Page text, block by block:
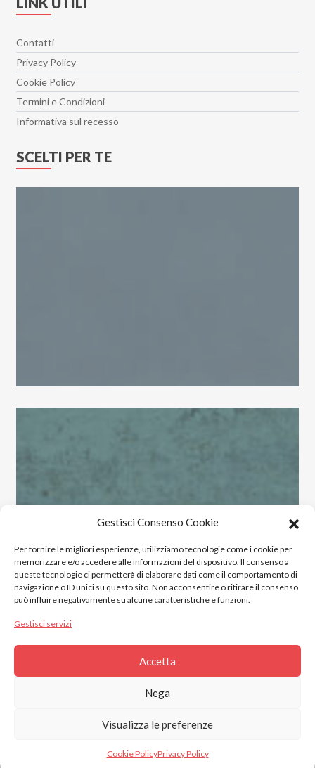
Gestisci Consenso Cookie
Per fornire le migliori esperienze, utilizziamo tecnologie come i cookie per
memorizzare e/o accedere alle informazioni del dispositivo. Il consenso a
queste tecnologie ci permetterà di elaborare dati come il comportamento di
navigazione o ID unici su questo sito. Non acconsentire o ritirare il consenso
può influire negativamente su alcune caratteristiche e funzioni.
Gestisci servizi
Accetta
Nega
Visualizza le preferenze
Cookie PolicyPrivacy Policy
Contatti
Privacy Policy
Cookie Policy
Termini e Condizioni
Informativa sul recesso
SCELTI PER TE
2023 © Gres Italia Online. All Rights Reserved.
Piazza S. Marinai n°4, Santa Maria a Monte, 56020 (PI)
C.F. e P.IVA 02444220509
Proudly made by